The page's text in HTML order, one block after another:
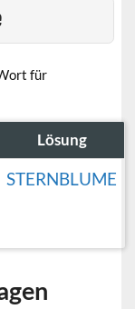
für
Lösung
STERNBLUME